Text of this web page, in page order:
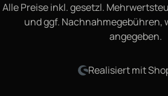
Alle Preise inkl. gesetzl.
und ggf. Nachnahmegebühren,
angegeben.
Realisiert mit